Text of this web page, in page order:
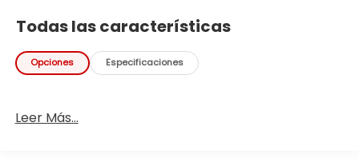
Todas las características
Opciones Especificaciones
Leer Más...